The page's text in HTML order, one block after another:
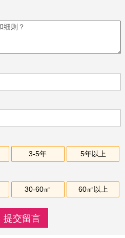
3-5年 5年以上
30-60㎡ 60㎡以上